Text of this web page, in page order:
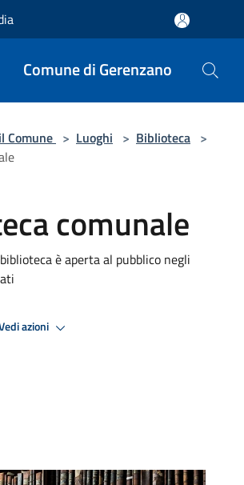
Comune di Gerenzano
Comune > Luoghi > Biblioteca >
comunale
è aperta al pubblico negli
azioni